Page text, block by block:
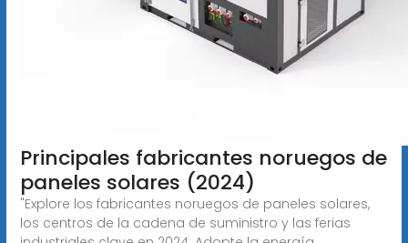
Principales fabricantes noruegos de
paneles solares (2024)
"Explore los fabricantes noruegos de paneles solares,
los centros de la cadena de suministro y las ferias